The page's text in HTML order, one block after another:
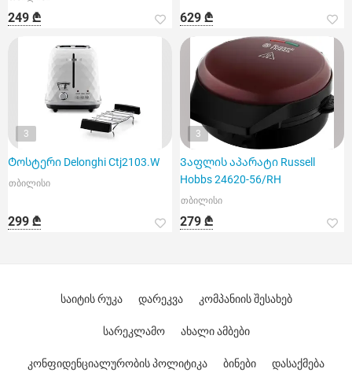
249 ₾ 629 ₾
3
Ტოსტერი Delonghi Ctj2103.W
თბილისი
299 ₾
3
Ვაფლის აპარატი Russell
Hobbs 24620-56/RH
თბილისი
279 ₾
საიტის რუკა დარეკვა კომპანიის შესახებ
სარეკლამო ახალი ამბები
კონფიდენციალურობის პოლიტიკა ბინები დასაქმება